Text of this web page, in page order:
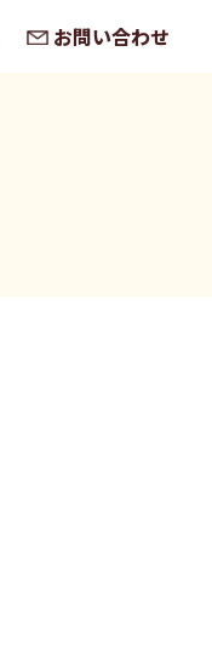
お問い合わせ